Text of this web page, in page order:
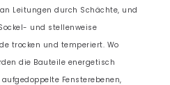
Leitungen durch Schächte, und
und stellenweise
trocken und temperiert. Wo
die Bauteile energetisch
Fensterebenen,